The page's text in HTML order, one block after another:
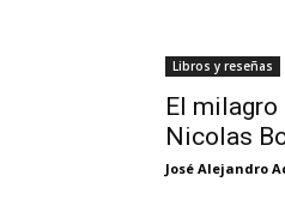
Libros y reseñas
El milagro
Nicolas
José Alejandro